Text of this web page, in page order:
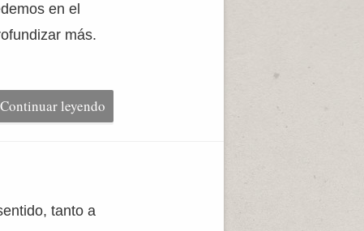
en el
más.
Continuar leyendo
tanto a